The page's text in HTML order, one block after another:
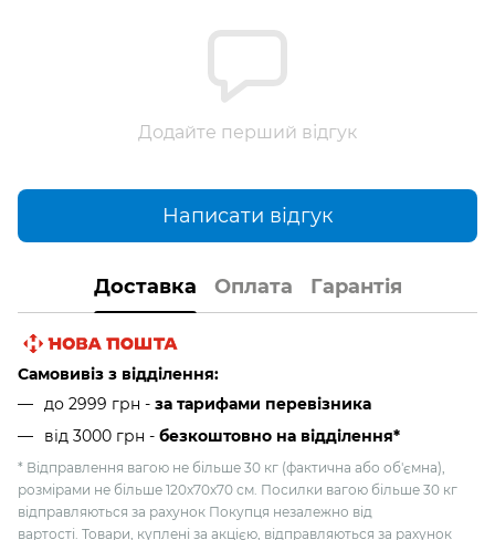
Додайте перший відгук
Написати відгук
Доставка Оплата Гарантія
Самовивіз з відділення:
до 2999 грн - за тарифами перевізника
від 3000 грн - безкоштовно на відділення*
* Відправлення вагою не більше 30 кг (фактична або об'ємна),
розмірами не більше 120х70х70 см. Посилки вагою більше 30 кг
відправляються за рахунок Покупця незалежно від
вартості. Товари, куплені за акцією, відправляються за рахунок